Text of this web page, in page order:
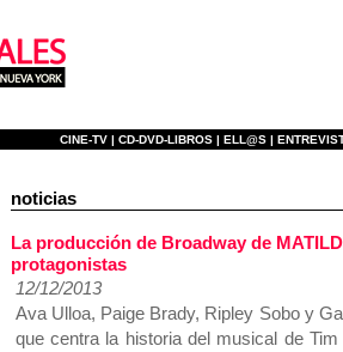
CINE-TV | CD-DVD-LIBROS | ELL@S |
noticias
La producción de Broadway de
protagonistas
12/12/2013
Ava Ulloa, Paige Brady, Ripley Sobo y
que centra la historia del musical de